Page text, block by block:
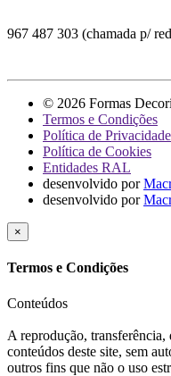
967 487 303 (chamada p/
© 2026 Formas
Termos e Condições
Política de Privacidade
Política de Cookies
Entidades RAL
desenvolvido por
desenvolvido por
×
Termos e Condições
Conteúdos
A reprodução,
conteúdos deste site, sem
outros fins que não o uso